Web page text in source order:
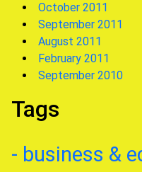
October 2011
September 2011
August 2011
February 2011
September 2010
Tags
- business &